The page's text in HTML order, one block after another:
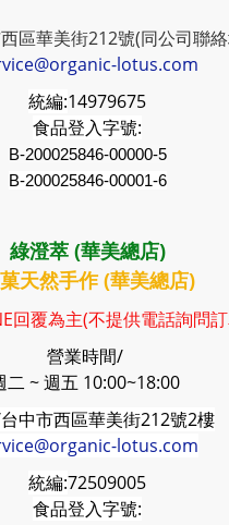
區華美街212號(同公司聯
lotus.com
統編:14979675
食品登入字號:
B-200025846-00000-5
B-200025846-00001-6
綠澄萃 (華美總店)
天然手作 (華美總店)
回覆為主(不提供電話詢問
營業時間/
二 ~ 週五 10:00~18:00
中市西區華美街212號2樓
lotus.com
統編:72509005
食品登入字號: